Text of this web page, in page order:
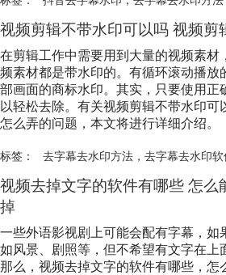
视频剪辑不带水印可以吗 视频剪
在剪辑工作中需要用到大量的视频素材
频素材都是带水印的。有循环滚动播放
部画面的商标水印。其实，只要使用正
以轻松去除。有关视频剪辑不带水印可
怎么弄的问题，本文将进行详细介绍。
标签： 去字幕去水印方法， 去字幕去水印软
视频去掉文字的软件有哪些 怎么
掉
一些外语影视剧上可能会配有字幕，如
如风景、剧照等，但不希望有文字在上
那么，视频去掉文字的软件有哪些，怎